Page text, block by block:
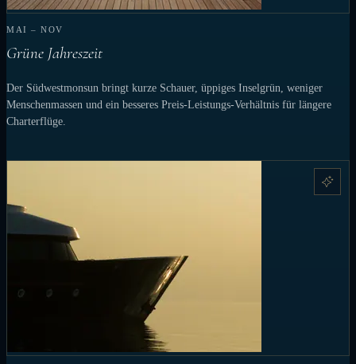
MAI – NOV
Grüne Jahreszeit
Der Südwestmonsun bringt kurze Schauer, üppiges Inselgrün, weniger
Menschenmassen und ein besseres Preis-Leistungs-Verhältnis für längere
Charterflüge.